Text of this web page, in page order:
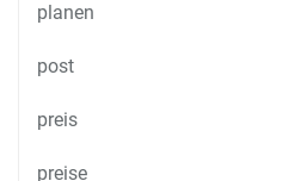
planen
post
preis
preise